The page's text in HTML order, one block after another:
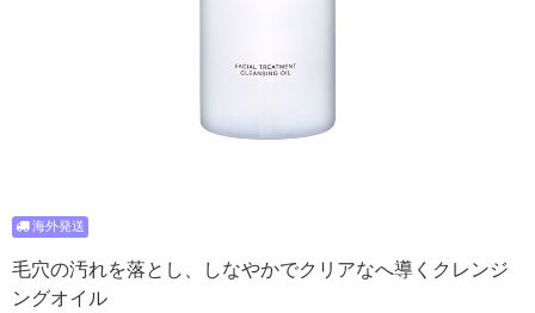
毛穴の汚れを落とし、しなやかでクリアなへ導くクレンジ
ングオイル